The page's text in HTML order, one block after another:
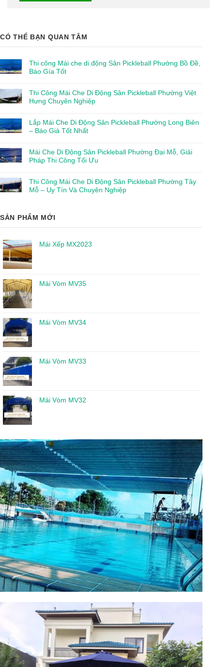
CÓ THỂ BẠN QUAN TÂM
Thi công Mái che di động Sân Pickleball Phường Bồ Đề,
Báo Gía Tốt
Thi Công Mái Che Di Động Sân Pickleball Phường Việt
Hưng Chuyên Nghiệp
Lắp Mái Che Di Động Sân Pickleball Phường Long Biên
– Báo Giá Tốt Nhất
Mái Che Di Động Sân Pickleball Phường Đại Mỗ, Giải
Pháp Thi Công Tối Ưu
Thi Công Mái Che Di Động Sân Pickleball Phường Tây
Mỗ – Uy Tín Và Chuyên Nghiệp
SẢN PHẨM MỚI
Mái Xếp MX2023
Mái Vòm MV35
Mái Vòm MV34
Mái Vòm MV33
Mái Vòm MV32